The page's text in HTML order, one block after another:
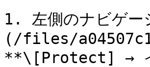
1. 左側のナビゲ
(/files/
**\[Protect] → イ